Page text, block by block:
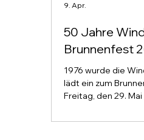
50 Jahre
Brunnenfest
1976 wurde die
lädt ein zum
Freitag, den 29. Mai
Windrose. Unser
9. Apr.